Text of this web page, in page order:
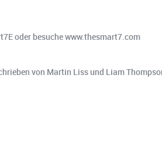
oder besuche www.thesmart7.com
von Martin Liss und Liam